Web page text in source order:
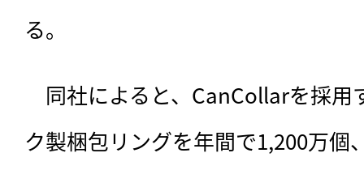
る。
同社によると、CanCollarを採用
ク製梱包リングを年間で1,200万個